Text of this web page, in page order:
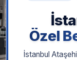
Özel
İstanbul